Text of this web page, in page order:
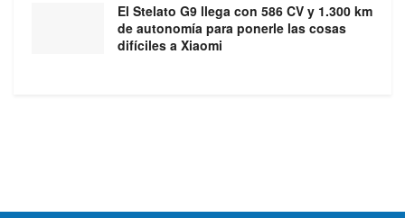
El Stelato G9 llega con 586 CV y 1.300 km
de autonomía para ponerle las cosas
difíciles a Xiaomi